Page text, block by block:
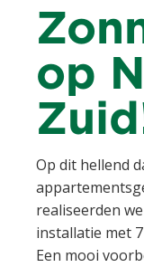
op
Op dit hellend
realiseerden
installatie met
Een mooi